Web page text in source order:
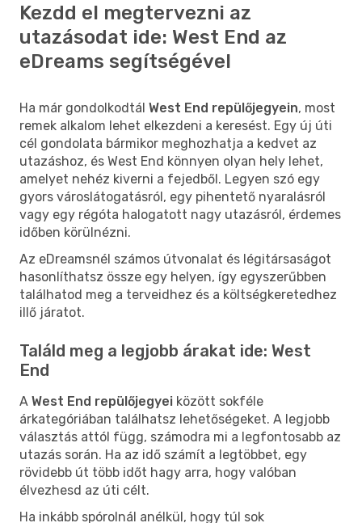
Kezdd el megtervezni az
utazásodat ide: West End az
eDreams segítségével
Ha már gondolkodtál West End repülőjegyein, most
remek alkalom lehet elkezdeni a keresést. Egy új úti
cél gondolata bármikor meghozhatja a kedvet az
utazáshoz, és West End könnyen olyan hely lehet,
amelyet nehéz kiverni a fejedből. Legyen szó egy
gyors városlátogatásról, egy pihentető nyaralásról
vagy egy régóta halogatott nagy utazásról, érdemes
időben körülnézni.
Az eDreamsnél számos útvonalat és légitársaságot
hasonlíthatsz össze egy helyen, így egyszerűbben
találhatod meg a terveidhez és a költségkeretedhez
illő járatot.
Találd meg a legjobb árakat ide: West
End
A West End repülőjegyei között sokféle
árkategóriában találhatsz lehetőségeket. A legjobb
választás attól függ, számodra mi a legfontosabb az
utazás során. Ha az idő számít a legtöbbet, egy
rövidebb út több időt hagy arra, hogy valóban
élvezhesd az úti célt.
Ha inkább spórolnál anélkül, hogy túl sok